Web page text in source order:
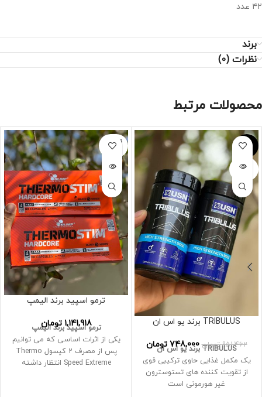
۴۲ عدد
برند
نظرات (0)
محصولات مرتبط
-21%
فروخته
TRIBULUS برند یو اس ان
951,462 تومان 748,000 تومان
TRIBULUS برند یو اس ان
یک مکمل غذایی حاوی ترکیبی قوی
از تقویت کننده های تستوسترون
غیر هورمونی است
فروخته
شده
ترمو اسپید برند الیمپ
1,141,918 تومان
ترمو اسپید برند الیمپ
یکی از اثرات اساسی که می توانیم
پس از مصرف 2 کپسول Thermo
Speed ​​Extreme انتظار داشته